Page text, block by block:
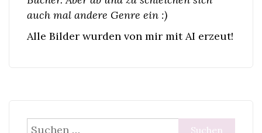
auch mal andere Genre ein :)
Alle Bilder wurden von mir mit AI erzeut!
Suchen